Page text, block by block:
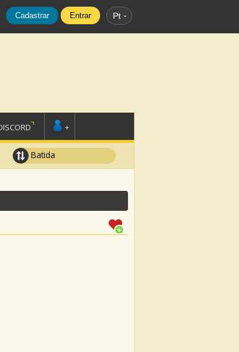
Cadastrar Entrar Pt
+
Batida